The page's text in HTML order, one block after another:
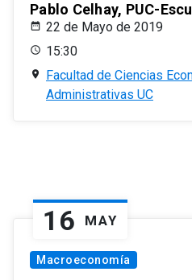
Pablo Celhay, PUC-
22 de Mayo de 2019
15:30
Facultad de Ciencias
Administrativas UC
16 MAY
Macroeconomía